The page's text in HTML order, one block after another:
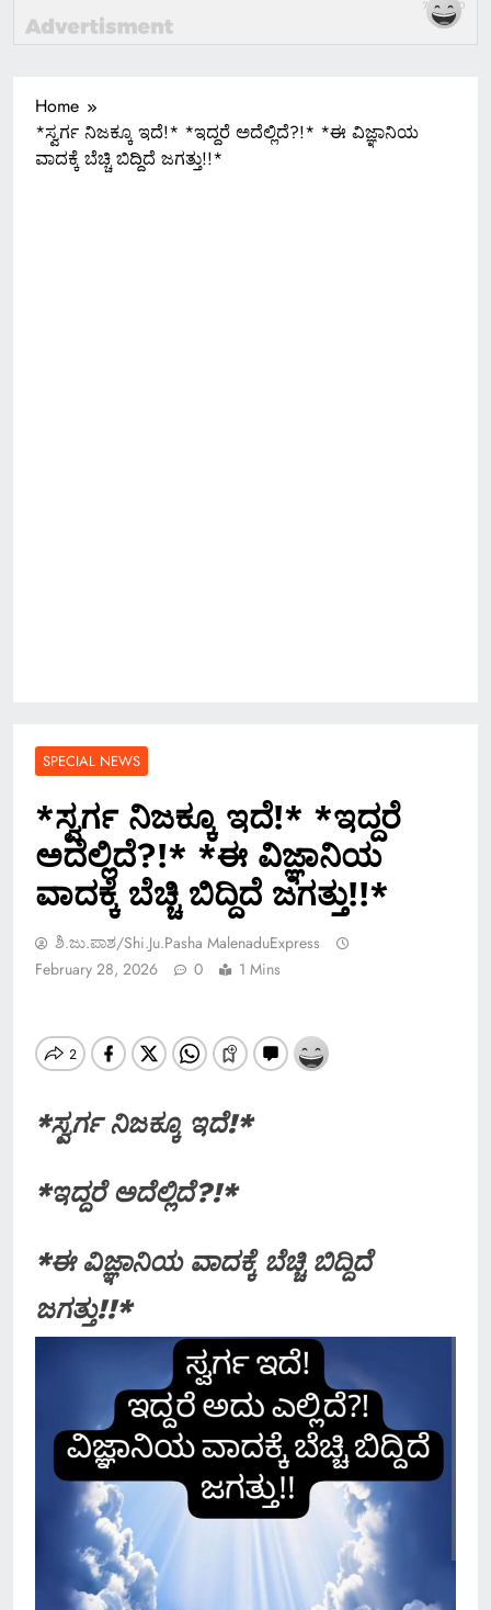
Home
*ಸ್ವರ್ಗ ನಿಜಕ್ಕೂ ಇದೆ!* *ಇದ್ದರೆ ಅದೆಲ್ಲಿದೆ?!* *ಈ ವಿಜ್ಞಾನಿಯ
ವಾದಕ್ಕೆ ಬೆಚ್ಚಿ ಬಿದ್ದಿದೆ ಜಗತ್ತು!!*
SPECIAL NEWS
*ಸ್ವರ್ಗ ನಿಜಕ್ಕೂ ಇದೆ!* *ಇದ್ದರೆ
ಅದೆಲ್ಲಿದೆ?!* *ಈ ವಿಜ್ಞಾನಿಯ
ವಾದಕ್ಕೆ ಬೆಚ್ಚಿ ಬಿದ್ದಿದೆ ಜಗತ್ತು!!*
ಶಿ.ಜು.ಪಾಶ/Shi.ju.pasha MalenaduExpress
February 28, 2026
0 1 Mins
*ಸ್ವರ್ಗ ನಿಜಕ್ಕೂ ಇದೆ!*
*ಇದ್ದರೆ ಅದೆಲ್ಲಿದೆ?!*
*ಈ ವಿಜ್ಞಾನಿಯ ವಾದಕ್ಕೆ ಬೆಚ್ಚಿ ಬಿದ್ದಿದೆ
ಜಗತ್ತು!!*